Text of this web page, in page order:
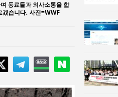
동료들과 의사소통을 합
겠습니다. 사진=WWF